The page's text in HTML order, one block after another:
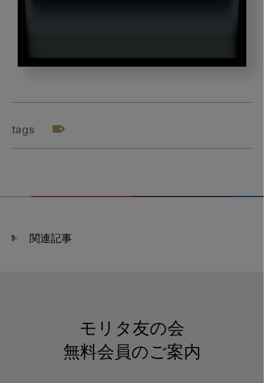
tags
関連記事
モリタ友の会
無料会員のご案内